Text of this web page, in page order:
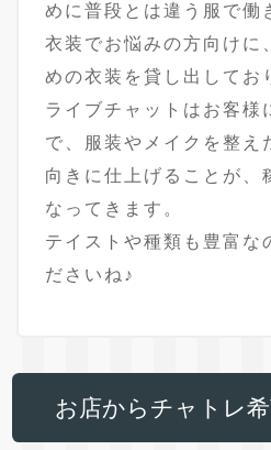
めに普段とは違う服で働
衣装でお悩みの方向けに
めの衣装を貸し出してお
ライブチャットはお客様
で、服装やメイクを整え
向きに仕上げることが、
なってきます。
テイストや種類も豊富な
ださいね♪
お店からチャトレ